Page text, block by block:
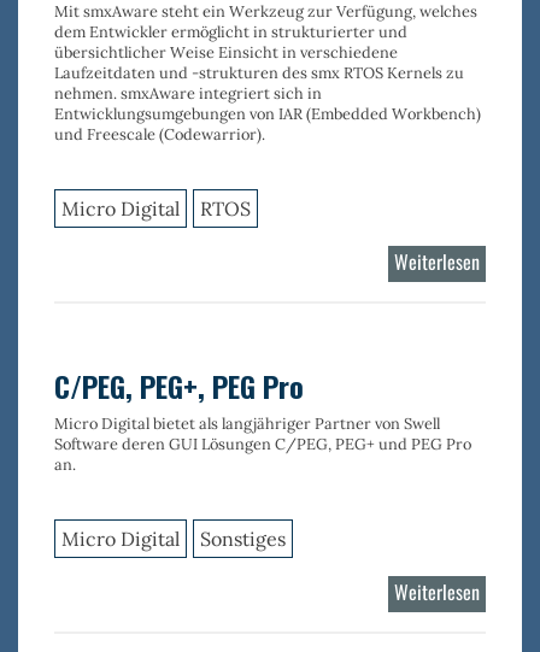
MitsmxAwaresteht ein Werkzeug zur Verfügung, welches
dem Entwickler ermöglicht in strukturierter und
übersichtlicher Weise Einsicht in verschiedene
Laufzeitdaten und -strukturen des smx RTOS Kernelszu
nehmen. smxAware integriert sich in
Entwicklungsumgebungen von IAR (Embedded Workbench)
und Freescale (Codewarrior).
Micro Digital RTOS
Weiterlesen
C/PEG, PEG+, PEG Pro
Micro Digital bietet als langjähriger Partner von Swell
Software deren GUI Lösungen C/PEG, PEG+ und PEG Pro
an.
Micro Digital Sonstiges
Weiterlesen
C/PEG,